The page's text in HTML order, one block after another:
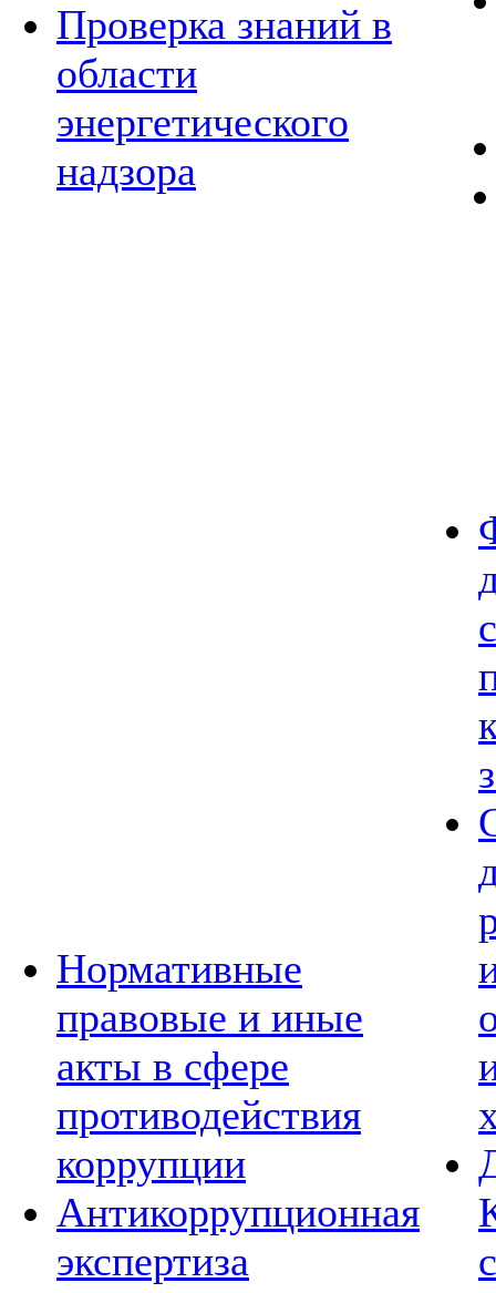
Проверка знаний в
области
энергетического
надзора
Нормативные
правовые и иные
акты в сфере
противодействия
коррупции
Антикоррупционная
экспертиза